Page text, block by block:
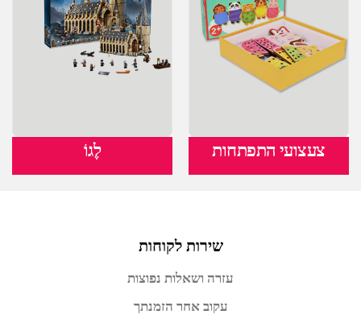
צעצועי התפתחות לֶגוֹ
שירות לקוחות
עזרה ושאלות נפוצות
עקוב אחר הזמנתך